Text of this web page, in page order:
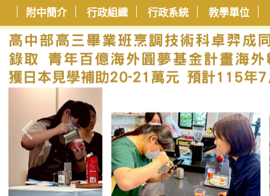
附中簡介 行政組織 行政系統 教學單位